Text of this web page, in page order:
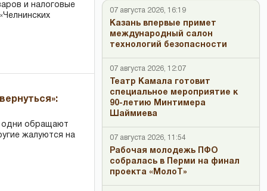
и налоговые
одни обращают
жалуются на
07 августа 2026, 16:19
Казань впервые примет
международный салон
технологий безопасности
07 августа 2026, 12:07
Театр Камала готовит
специальное мероприятие к
90-летию Минтимера
Шаймиева
07 августа 2026, 11:54
Рабочая молодежь ПФО
собралась в Перми на финал
проекта «МолоТ»